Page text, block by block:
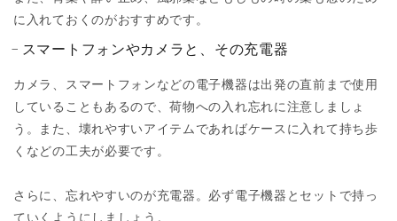
に入れておくのがおすすめです。
スマートフォンやカメラと、その充電器
カメラ、スマートフォンなどの電子機器は出発の直前まで使用
していることもあるので、荷物への入れ忘れに注意しましょ
う。また、壊れやすいアイテムであればケースに入れて持ち歩
くなどの工夫が必要です。
さらに、忘れやすいのが充電器。必ず電子機器とセットで持っ
ていくようにしましょう。